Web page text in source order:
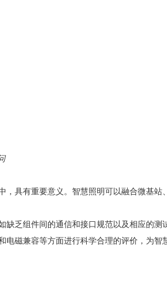
具有重要意义。智慧照明可以融合微基
乏组件间的通信和接口规范以及相应的
磁兼容等方面进行科学合理的评价，为